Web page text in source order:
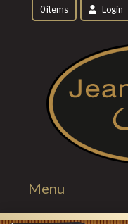
0 items Login
Menu